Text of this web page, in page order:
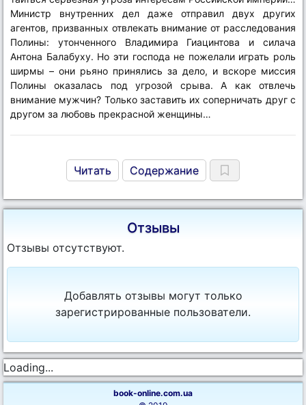
Министр внутренних дел даже отправил двух других
агентов, призванных отвлекать внимание от расследования
Полины: утонченного Владимира Гиацинтова и силача
Антона Балабуху. Но эти господа не пожелали играть роль
ширмы – они рьяно принялись за дело, и вскоре миссия
Полины оказалась под угрозой срыва. А как отвлечь
внимание мужчин? Только заставить их соперничать друг с
другом за любовь прекрасной женщины…
Читать Содержание
Отзывы
Отзывы отсутствуют.
Добавлять отзывы могут только
зарегистрированные пользователи.
Loading...
book-online.com.ua